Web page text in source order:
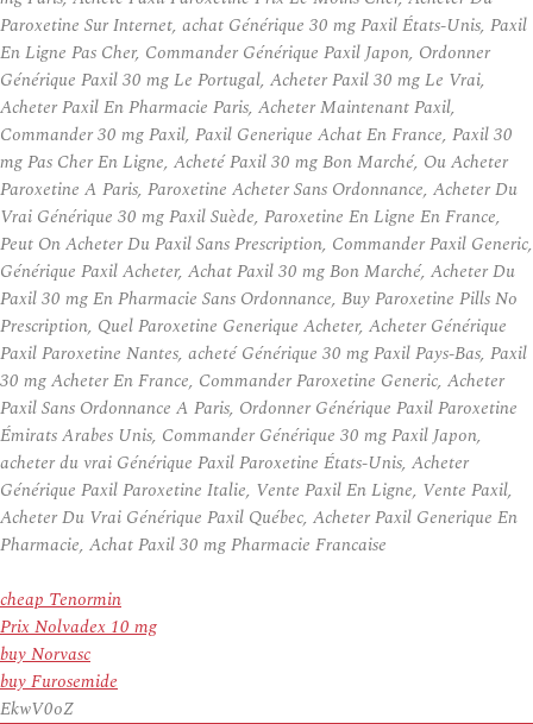
Paroxetine Sur Internet, achat Générique 30 mg Paxil États-Unis, Paxil
En Ligne Pas Cher, Commander Générique Paxil Japon, Ordonner
Générique Paxil 30 mg Le Portugal, Acheter Paxil 30 mg Le Vrai,
Acheter Paxil En Pharmacie Paris, Acheter Maintenant Paxil,
Commander 30 mg Paxil, Paxil Generique Achat En France, Paxil 30
mg Pas Cher En Ligne, Acheté Paxil 30 mg Bon Marché, Ou Acheter
Paroxetine A Paris, Paroxetine Acheter Sans Ordonnance, Acheter Du
Vrai Générique 30 mg Paxil Suède, Paroxetine En Ligne En France,
Peut On Acheter Du Paxil Sans Prescription, Commander Paxil Generic,
Générique Paxil Acheter, Achat Paxil 30 mg Bon Marché, Acheter Du
Paxil 30 mg En Pharmacie Sans Ordonnance, Buy Paroxetine Pills No
Prescription, Quel Paroxetine Generique Acheter, Acheter Générique
Paxil Paroxetine Nantes, acheté Générique 30 mg Paxil Pays-Bas, Paxil
30 mg Acheter En France, Commander Paroxetine Generic, Acheter
Paxil Sans Ordonnance A Paris, Ordonner Générique Paxil Paroxetine
Émirats Arabes Unis, Commander Générique 30 mg Paxil Japon,
acheter du vrai Générique Paxil Paroxetine États-Unis, Acheter
Générique Paxil Paroxetine Italie, Vente Paxil En Ligne, Vente Paxil,
Acheter Du Vrai Générique Paxil Québec, Acheter Paxil Generique En
Pharmacie, Achat Paxil 30 mg Pharmacie Francaise
cheap Tenormin
Prix Nolvadex 10 mg
buy Norvasc
buy Furosemide
EkwV0oZ